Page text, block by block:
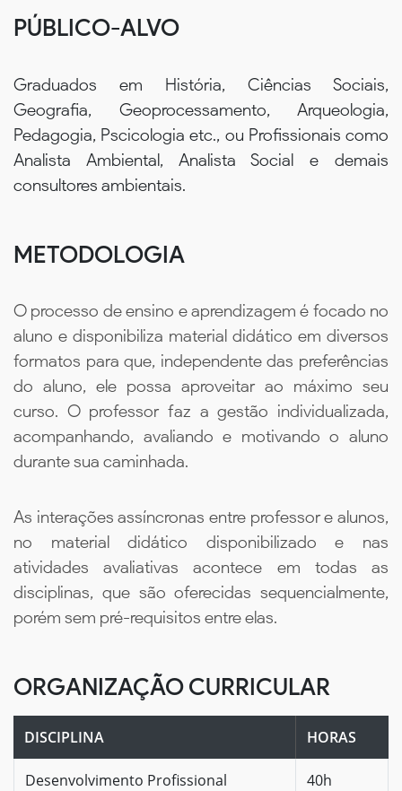
PÚBLICO-ALVO
Graduados em História, Ciências Sociais,
Geografia, Geoprocessamento, Arqueologia,
Pedagogia, Pscicologia etc., ou Profissionais como
Analista Ambiental, Analista Social e demais
consultores ambientais.
METODOLOGIA
O processo de ensino e aprendizagem é focado no
aluno e disponibiliza material didático em diversos
formatos para que, independente das preferências
do aluno, ele possa aproveitar ao máximo seu
curso. O professor faz a gestão individualizada,
acompanhando, avaliando e motivando o aluno
durante sua caminhada.
As interações assíncronas entre professor e alunos,
no material didático disponibilizado e nas
atividades avaliativas acontece em todas as
disciplinas, que são oferecidas sequencialmente,
porém sem pré-requisitos entre elas.
ORGANIZAÇÃO CURRICULAR
DISCIPLINA HORAS
Desenvolvimento Profissional 40h